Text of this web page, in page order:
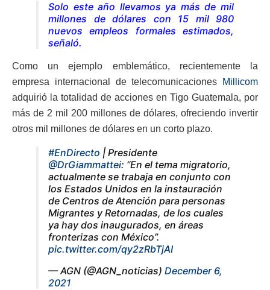
Solo este año llevamos ya más de mil
millones de dólares con 15 mil 980
nuevos empleos formales estimados,
señaló.
Como un ejemplo emblemático, recientemente la
empresa internacional de telecomunicaciones
Millicom
adquirió la totalidad de acciones en Tigo Guatemala, por
más de 2 mil 200 millones de dólares, ofreciendo invertir
otros mil millones de dólares en un corto plazo.
#EnDirecto | Presidente
@DrGiammattei: “En el tema migratorio,
actualmente se trabaja en conjunto con
los Estados Unidos en la instauración
de Centros de Atención para personas
Migrantes y Retornadas, de los cuales
ya hay dos inaugurados, en áreas
fronterizas con México”.
pic.twitter.com/qy2zRbTjAI
— AGN (@AGN_noticias) December 6,
2021